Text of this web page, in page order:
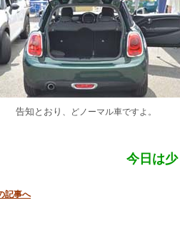
告知とおり 、どノーマル車ですよ。
今日は
記事へ